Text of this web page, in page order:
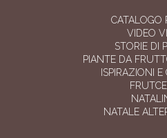
CATALOGO
VIDEO
STORIE DI
PIANTE DA
ISPIRAZIONI E
NATALE